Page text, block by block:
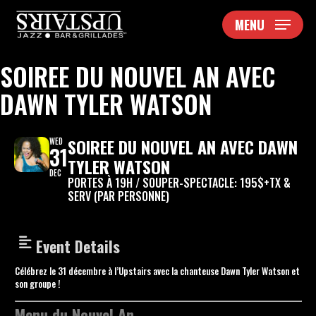
Skip
MENU
SOIREE DU NOUVEL AN AVEC
DAWN TYLER WATSON
WED
31
DEC
SOIREE DU NOUVEL AN AVEC DAWN
TYLER WATSON
PORTES À 19H / SOUPER-SPECTACLE: 195$+TX &
SERV (PAR PERSONNE)
Event Details
Célébrez le 31 décembre à l’Upstairs avec la chanteuse Dawn Tyler Watson et
son groupe !